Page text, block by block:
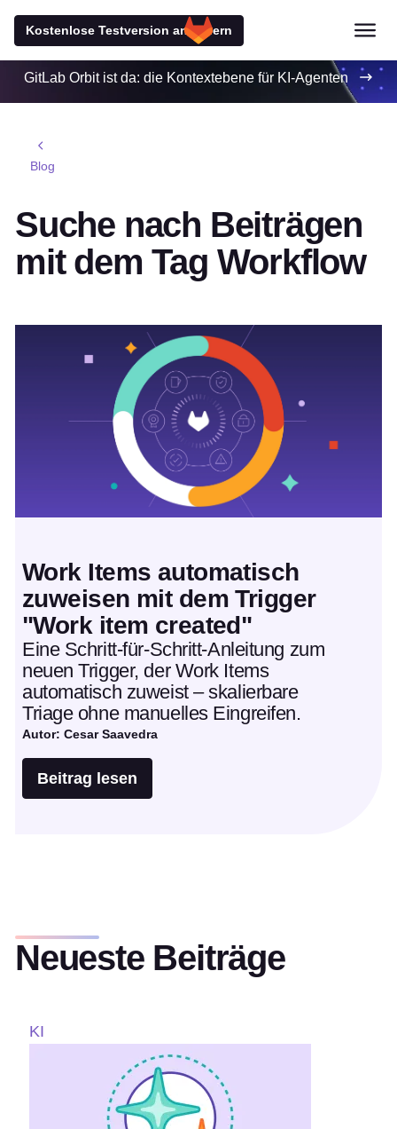
Kostenlose Testversion anfordern
GitLab Orbit ist da: die Kontextebene für KI-Agenten
Blog
Suche nach Beiträgen
mit dem Tag Workflow
Empfohlener Beitrag
Work Items automatisch
zuweisen mit dem Trigger
"Work item created"
Eine Schritt-für-Schritt-Anleitung zum
neuen Trigger, der Work Items
automatisch zuweist – skalierbare
Triage ohne manuelles Eingreifen.
Autor: Cesar Saavedra
Beitrag lesen
Neueste Beiträge
KI